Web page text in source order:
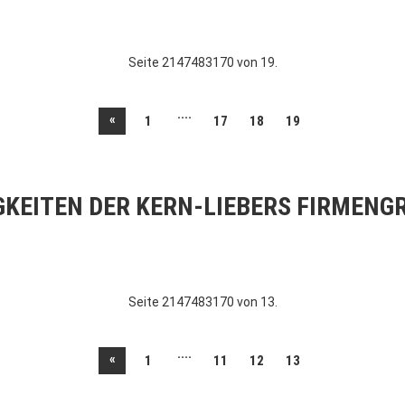
Seite 2147483170 von 19.
« 1 .... 17 18 19
DER KERN-LIEBERS
Seite 2147483170 von 13.
« 1 .... 11 12 13